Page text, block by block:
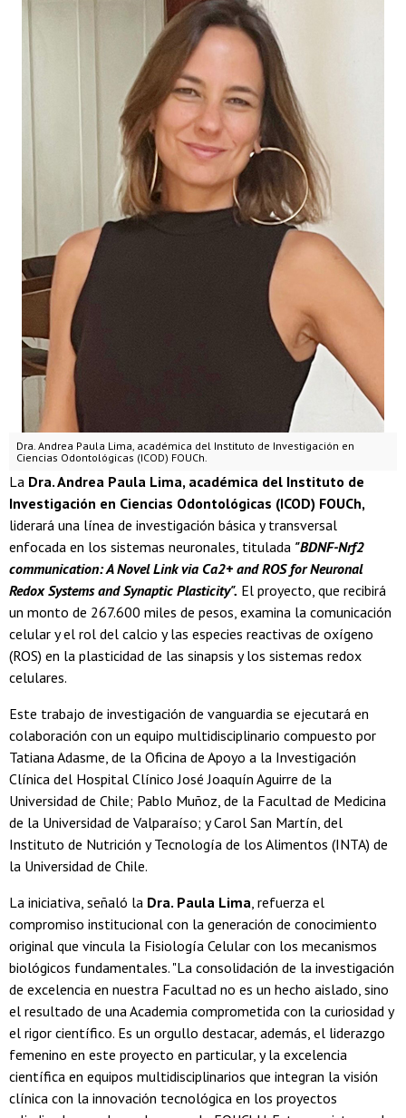
Dra. Andrea Paula Lima, académica del Instituto de Investigación en
Ciencias Odontológicas (ICOD) FOUCh.
La Dra. Andrea Paula Lima, académica del Instituto de
Investigación en Ciencias Odontológicas (ICOD) FOUCh,
liderará una línea de investigación básica y transversal
enfocada en los sistemas neuronales, titulada "BDNF-Nrf2
communication: A Novel Link via Ca2+ and ROS for Neuronal
Redox Systems and Synaptic Plasticity". El proyecto, que recibirá
un monto de 267.600 miles de pesos, examina la comunicación
celular y el rol del calcio y las especies reactivas de oxígeno
(ROS) en la plasticidad de las sinapsis y los sistemas redox
celulares.
Este trabajo de investigación de vanguardia se ejecutará en
colaboración con un equipo multidisciplinario compuesto por
Tatiana Adasme, de la Oficina de Apoyo a la Investigación
Clínica del Hospital Clínico José Joaquín Aguirre de la
Universidad de Chile; Pablo Muñoz, de la Facultad de Medicina
de la Universidad de Valparaíso; y Carol San Martín, del
Instituto de Nutrición y Tecnología de los Alimentos (INTA) de
la Universidad de Chile.
La iniciativa, señaló la Dra. Paula Lima, refuerza el
compromiso institucional con la generación de conocimiento
original que vincula la Fisiología Celular con los mecanismos
biológicos fundamentales. "La consolidación de la investigación
de excelencia en nuestra Facultad no es un hecho aislado, sino
el resultado de una Academia comprometida con la curiosidad y
el rigor científico. Es un orgullo destacar, además, el liderazgo
femenino en este proyecto en particular, y la excelencia
científica en equipos multidisciplinarios que integran la visión
clínica con la innovación tecnológica en los proyectos